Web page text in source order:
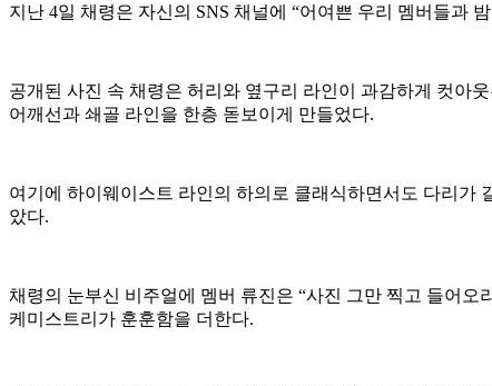
지난 4일 채령은 자신의 SNS 채널에 “어여쁜 우리 멤버들과
공개된 사진 속 채령은 허리와 옆구리 라인이 과감하게 컷아
어깨선과 쇄골 라인을 한층 돋보이게 만들었다.
여기에 하이웨이스트 라인의 하의로 클래식하면서도 다리가
았다.
채령의 눈부신 비주얼에 멤버 류진은 “사진 그만 찍고 들어
케미스트리가 훈훈함을 더한다.